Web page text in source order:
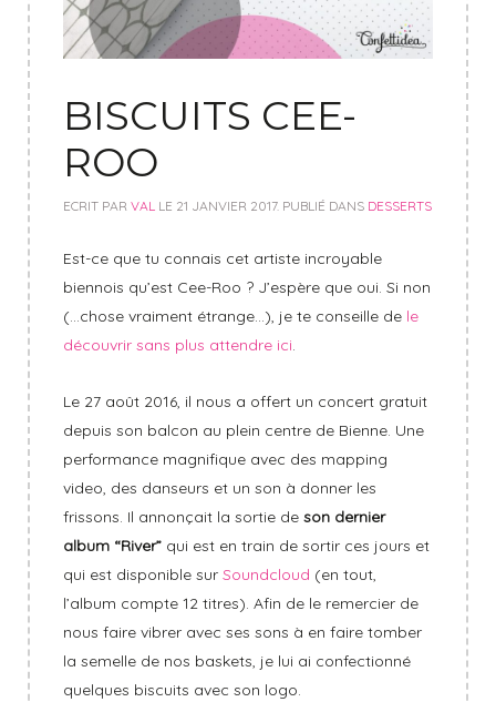
BISCUITS CEE-
ROO
ECRIT PAR VAL LE 21 JANVIER 2017. PUBLIÉ DANS DESSERTS
Est-ce que tu connais cet artiste incroyable
biennois qu’est Cee-Roo ? J’espère que oui. Si non
(…chose vraiment étrange…), je te conseille de le
découvrir sans plus attendre ici.
Le 27 août 2016, il nous a offert un concert gratuit
depuis son balcon au plein centre de Bienne. Une
performance magnifique avec des mapping
video, des danseurs et un son à donner les
frissons. Il annonçait la sortie de son dernier
album “River” qui est en train de sortir ces jours et
qui est disponible sur Soundcloud (en tout,
l’album compte 12 titres). Afin de le remercier de
nous faire vibrer avec ses sons à en faire tomber
la semelle de nos baskets, je lui ai confectionné
quelques biscuits avec son logo.